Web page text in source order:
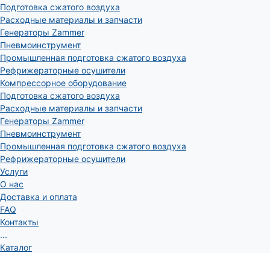
Подготовка сжатого воздуха
Расходные материалы и запчасти
Генераторы Zammer
Пневмоинструмент
Промышленная подготовка сжатого воздуха
Рефрижераторные осушители
Компрессорное оборудование
Подготовка сжатого воздуха
Расходные материалы и запчасти
Генераторы Zammer
Пневмоинструмент
Промышленная подготовка сжатого воздуха
Рефрижераторные осушители
Услуги
О нас
Доставка и оплата
FAQ
Контакты
...
Каталог